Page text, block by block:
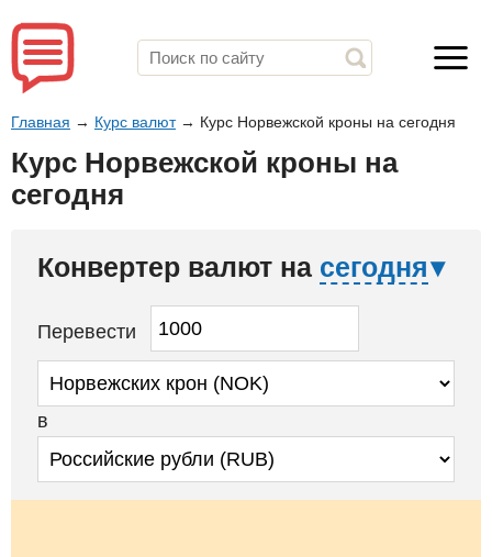
Главная → Курс валют→ Курс Норвежской кроны на сегодня
Курс Норвежской кроны на
сегодня
Конвертер валют на сегодня
Перевести
в